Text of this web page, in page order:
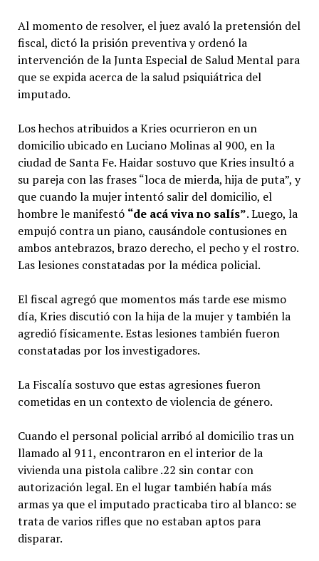
Al momento de resolver, el juez avaló la pretensión del
fiscal, dictó la prisión preventiva y ordenó la
intervención de la Junta Especial de Salud Mental para
que se expida acerca de la salud psiquiátrica del
imputado.
Los hechos atribuidos a Kries ocurrieron en un
domicilio ubicado en Luciano Molinas al 900, en la
ciudad de Santa Fe. Haidar sostuvo que Kries insultó a
su pareja con las frases “loca de mierda, hija de puta”, y
que cuando la mujer intentó salir del domicilio, el
hombre le manifestó “de acá viva no salís”. Luego, la
empujó contra un piano, causándole contusiones en
ambos antebrazos, brazo derecho, el pecho y el rostro.
Las lesiones constatadas por la médica policial.
El fiscal agregó que momentos más tarde ese mismo
día, Kries discutió con la hija de la mujer y también la
agredió físicamente. Estas lesiones también fueron
constatadas por los investigadores.
La Fiscalía sostuvo que estas agresiones fueron
cometidas en un contexto de violencia de género.
Cuando el personal policial arribó al domicilio tras un
llamado al 911, encontraron en el interior de la
vivienda una pistola calibre .22 sin contar con
autorización legal. En el lugar también había más
armas ya que el imputado practicaba tiro al blanco: se
trata de varios rifles que no estaban aptos para
disparar.